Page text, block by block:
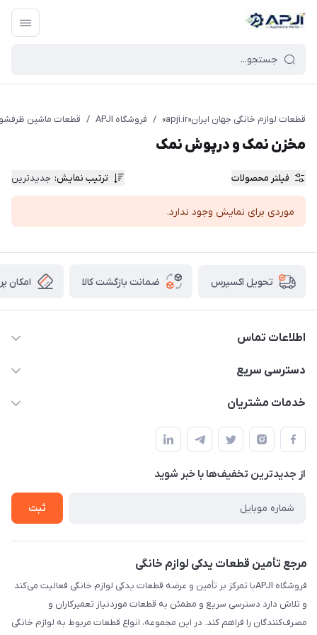
قطعات یدکی و جانبی لوازم خانگی جهان ایران
قطعات لوازم خانگی جهان ایران«apji.ir» / فروشگاه APJI / قطعات ماشین
مخزن نمک و درپوش نمک
فیلتر محصولات ترتیب نمایش: جدیدترین
موردی برای نمایش وجود ندارد.
تحویل اکسپرس ضمانت بازگشت کالا امکان
اطلاعات تماس
09106753413
دسترسی سریع
حساب کاربری
لیست محصولات
درباره ما
خدمات مشتریان
قوانین و مقررات
حریم خصوصی
راهنما
از جدید‌ترین تخفیف‌ها با‌ خبر شوید
ثبت
مرجع تأمین قطعات یدکی لوازم خانگی
فروشگاه APJIبا تمرکز بر تأمین و عرضه قطعات یدکی لوازم خانگی فعالیت می‌کند
و تلاش دارد دسترسی سریع و مطمئن به قطعات موردنیاز تعمیرکاران و
مصرف‌کنندگان را فراهم کند. در این مجموعه، انواع قطعات مربوط به لوازم خانگی